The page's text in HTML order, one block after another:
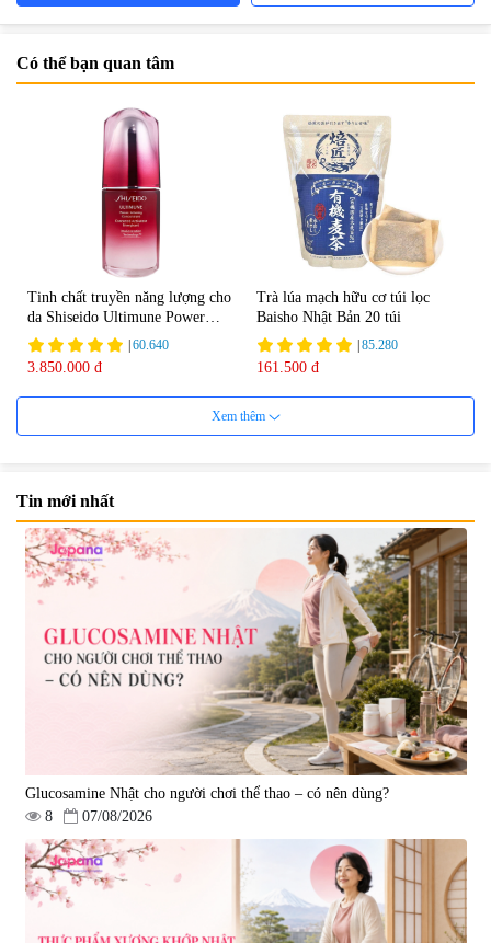
Có thể bạn quan tâm
Tinh chất truyền năng lượng cho
da Shiseido Ultimune Power
75ml
60.640
3.850.000 đ
Trà lúa mạch hữu cơ túi lọc
Baisho Nhật Bản 20 túi
85.280
161.500 đ
Viên uống bổ não Ribeto Shoji
|57.920
1.450.000 đ
Viên nang uống cải thiện thị lực,
trí nhớ DHA + EPA + Flaxseed
Oil 30 viên/gói - Date 02/2027
|52.346
225.000 đ
Tẩy tế bào chết Nichiei Bussan
Nano NMN+ Peeling Gel
|0
Viên uống hỗ trợ bền thành
mạch, ngừa tai biến Elastin Plus
& Nattokinase Hokoen 80 viên
0
Xem thêm
Tin mới nhất
Glucosamine Nhật cho người chơi thể thao – có nên dùng?
8
07/08/2026